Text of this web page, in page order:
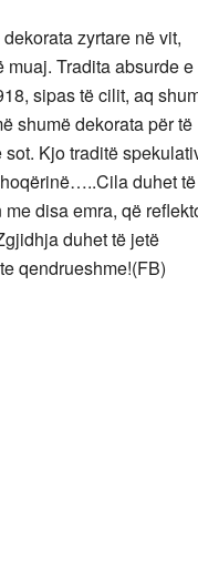
zyrtare në vit,
Tradita absurde e
sipas të cilit, aq
shumë dekorata për të
Kjo traditë
duhet të
disa emra, që
duhet të jetë
qendrueshme!(FB)